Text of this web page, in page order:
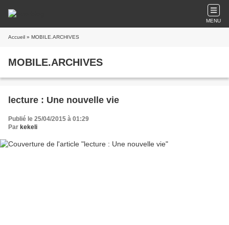
MENU
Accueil » MOBILE.ARCHIVES
MOBILE.ARCHIVES
lecture : Une nouvelle vie
Publié le 25/04/2015 à 01:29
Par kekeli